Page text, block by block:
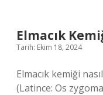
Elmacık
Tarih: Ekim 18, 2024
Elmacık kemiği
(Latince: Os